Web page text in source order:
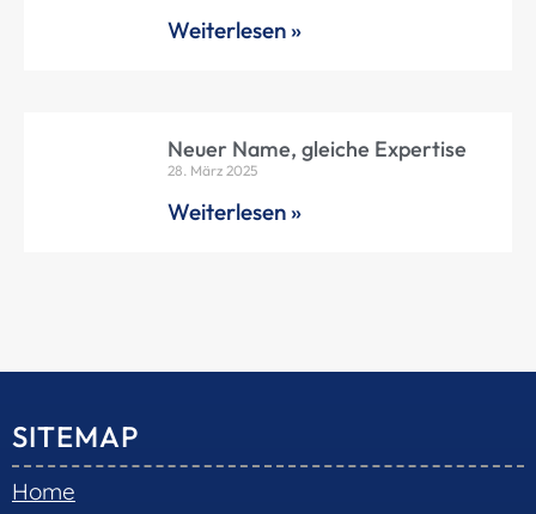
Weiterlesen »
Neuer Name, gleiche Expertise
28. März 2025
Weiterlesen »
SITEMAP
Home